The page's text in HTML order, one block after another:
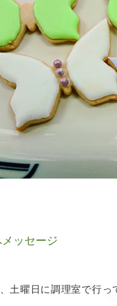
ッセージ
土曜日に調理室で行っ